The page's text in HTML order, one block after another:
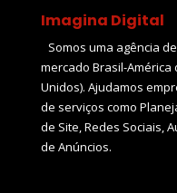
Imagina Digital
Somos uma agência
mercado Brasil-América
Unidos). Ajudamos
de serviços como
de Site, Redes Sociais,
de Anúncios.